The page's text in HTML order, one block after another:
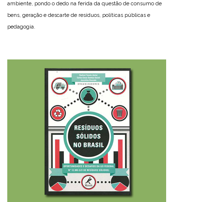
ambiente, pondo o dedo na ferida da questão de consumo de
bens, geração e descarte de resíduos, políticas públicas e
pedagogia.